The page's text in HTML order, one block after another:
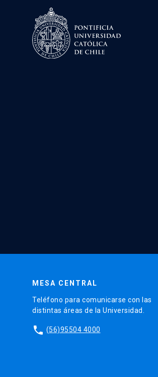
MESA CENTRAL
Teléfono para comunicarse con las
distintas áreas de la Universidad.
phone (56)95504 4000